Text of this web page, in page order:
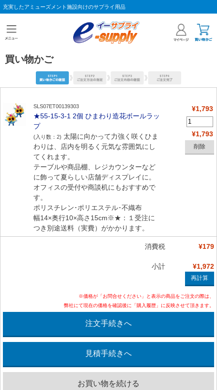
充実したアミューズメント施設向けのサプライ用品
買い物かご
SLS07ET00139303
★55-15-3-1 2個 ひまわり造花ボールラッ
プ
(入り数：2) 太陽に向かって力強く咲くひま
わりは、店内を明るく元気な雰囲気にし
てくれます。
テーブルや商品棚、レジカウンターなど
に飾って夏らしい店舗ディスプレイに。
オフィスの受付や商談机にもおすすめで
す。
ポリスチレン･ポリエステル･不織布
幅14×奥行10×高さ15cm※★：１受注に
つき別途送料（実費）がかかります。
¥1,793
¥1,793
消費税 ¥179
小計 ¥1,972
※価格が「お問合せください」と表示の商品をご注文の際は、
弊社にて現在の価格を確認後に「購入履歴」に反映させて頂きます。